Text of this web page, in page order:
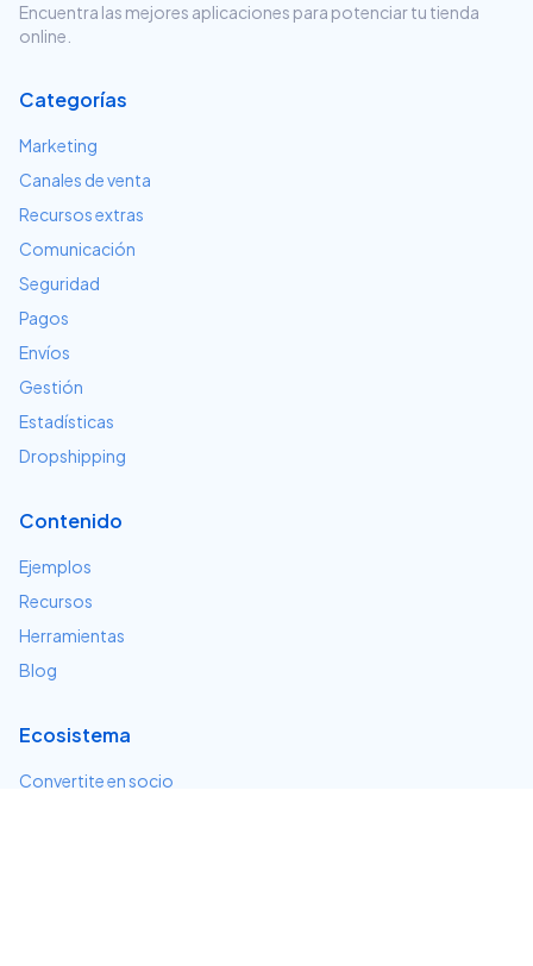
Encuentra las mejores aplicaciones para potenciar tu tienda
online.
Categorías
Marketing
Canales de venta
Recursos extras
Comunicación
Seguridad
Pagos
Envíos
Gestión
Estadísticas
Dropshipping
Contenido
Ejemplos
Recursos
Herramientas
Blog
Ecosistema
Convertite en socio